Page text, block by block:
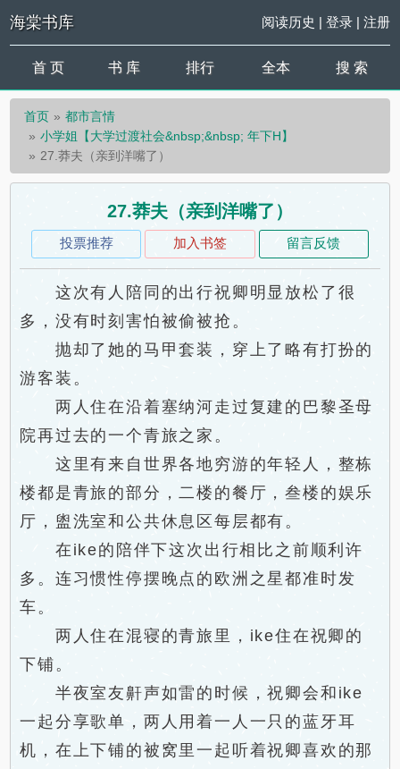
海棠书库 阅读历史 | 登录| 注册
首 页 书 库 排行 全本 搜 索
首页
都市言情
小学姐【大学过渡社会&nbsp;&nbsp; 年下H】
27.莽夫（亲到洋嘴了）
27.莽夫（亲到洋嘴了）
投票推荐 加入书签 留言反馈
这次有人陪同的出行祝卿明显放松了很
多，没有时刻害怕被偷被抢。
抛却了她的马甲套装，穿上了略有打扮的
游客装。
两人住在沿着塞纳河走过复建的巴黎圣母
院再过去的一个青旅之家。
这里有来自世界各地穷游的年轻人，整栋
楼都是青旅的部分，二楼的餐厅，叁楼的娱乐
厅，盥洗室和公共休息区每层都有。
在ike的陪伴下这次出行相比之前顺利许
多。连习惯性停摆晚点的欧洲之星都准时发
车。
两人住在混寝的青旅里，ike住在祝卿的
下铺。
半夜室友鼾声如雷的时候，祝卿会和ike
一起分享歌单，两人用着一人一只的蓝牙耳
机，在上下铺的被窝里一起听着祝卿喜欢的那